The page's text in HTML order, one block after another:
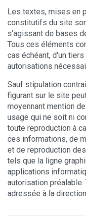
Les textes, mises en
constitutifs du site
s'agissant de bases
Tous ces éléments
cas échéant, d'un
autorisations
Sauf stipulation
figurant sur le site
moyennant mention
usage qui ne soit ni
toute reproduction à
ces informations, de
et de reproduction
tels que la ligne
applications
autorisation
adressée à la